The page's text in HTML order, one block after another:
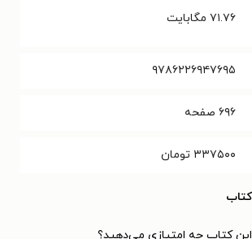
۷۱.۷۶ مگابایت
۹۷۸۶۲۲۶۹۴۷۶۹۵
۶۹۶ صفحه
۳۳۷۵۰۰ تومان
کتاب
کتاب چه امتیازی می‌دهید؟